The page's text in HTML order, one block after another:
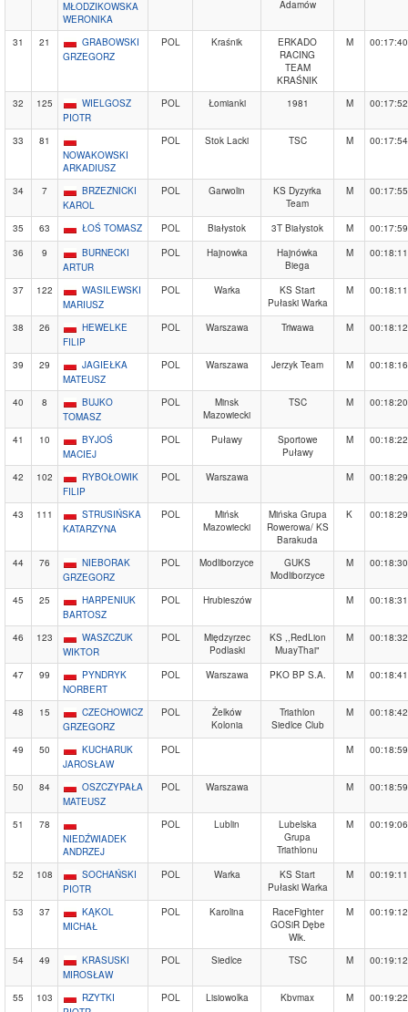
MŁODZIKOWSKA
WERONIKA
Adamów
31 21
GRABOWSKI
GRZEGORZ
POL Kraśnik
ERKADO
RACING
TEAM
KRAŚNIK
M 00:17:40
32 125
WIELGOSZ
PIOTR
POL Łomianki 1981 M 00:17:52
33
81
NOWAKOWSKI
ARKADIUSZ
POL Stok Lacki TSC M 00:17:54
34 7
BRZEZNICKI
KAROL
POL Garwolin
KS Dyzyrka
Team
M 00:17:55
35 63 ŁOŚ TOMASZ POL Białystok 3T Białystok M
00:17:59
36
9
BURNECKI
ARTUR
POL Hajnowka
Hajnówka
Biega
M 00:18:11
37 122
WASILEWSKI
MARIUSZ
POL Warka
KS Start
Pułaski Warka
M 00:18:11
38 26
HEWELKE
FILIP
POL Warszawa Triwawa M 00:18:12
39 29
JAGIEŁKA
MATEUSZ
POL Warszawa Jerzyk Team M 00:18:16
40 8
BUJKO
TOMASZ
POL
Minsk
Mazowiecki
TSC M 00:18:20
41 10
BYJOŚ
MACIEJ
POL Puławy
Sportowe
Puławy
M 00:18:22
42 102
RYBOŁOWIK
FILIP
POL Warszawa M 00:18:29
43 111
STRUSIŃSKA
KATARZYNA
POL
Mińsk
Mazowiecki
Mińska Grupa
Rowerowa/ KS
Barakuda
K 00:18:29
44 76
NIEBORAK
GRZEGORZ
POL Modliborzyce
GUKS
Modliborzyce
M 00:18:30
45 25
HARPENIUK
BARTOSZ
POL Hrubieszów M 00:18:31
46 123
WASZCZUK
WIKTOR
POL
Międzyrzec
Podlaski
KS ,,RedLion
MuayThai"
M 00:18:32
47 99
PYNDRYK
NORBERT
POL Warszawa PKO BP S.A. M 00:18:41
48 15
CZECHOWICZ
GRZEGORZ
POL
Żelków
Kolonia
Triathlon
Siedlce Club
M 00:18:42
49 50
KUCHARUK
JAROSŁAW
POL M 00:18:59
50 84
OSZCZYPAŁA
MATEUSZ
POL Warszawa M 00:18:59
51
78
NIEDŹWIADEK
ANDRZEJ
POL Lublin
Lubelska
Grupa
Triathlonu
M 00:19:06
52 108
SOCHAŃSKI
PIOTR
POL Warka
KS Start
Pułaski Warka
M 00:19:11
53 37
KĄKOL
MICHAŁ
POL Karolina
RaceFighter
GOSiR Dębe
Wlk.
M 00:19:12
54 49
KRASUSKI
MIROSŁAW
POL Siedlce TSC M 00:19:12
55 103
RZYTKI
POL Lisiowolka Kbvmax M 00:19:22